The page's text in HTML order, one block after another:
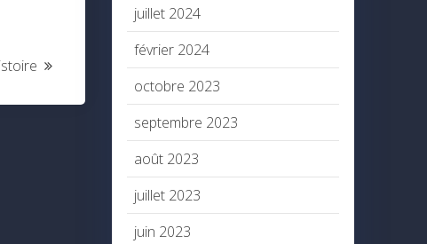
juillet 2024
février 2024
octobre 2023
septembre 2023
août 2023
juillet 2023
juin 2023